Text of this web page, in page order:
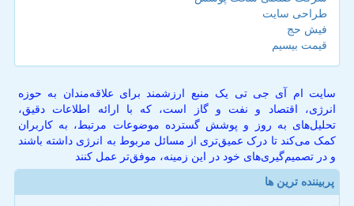
طراحی سایت
فیش حج
قیمت بیسیم
سایت ام آی جی تی یک منبع ارزشمند برای علاقه‌مندان به حوزه
انرژی، اقتصاد و نفت و گاز است، که با ارائه اطلاعات دقیق،
تحلیل‌های به روز و پوشش گسترده موضوعات مرتبط، به کاربران
کمک می‌کند تا درک عمیق‌تری از مسائل مربوط به انرژی داشته باشند
و در تصمیم‌گیری‌های خود در این زمینه، موفق‌تر عمل کنند
پربیننده ترین ها